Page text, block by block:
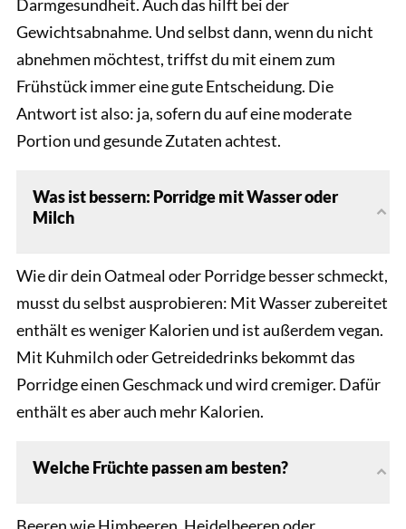
Darmgesundheit. Auch das hilft bei der
Gewichtsabnahme. Und selbst dann, wenn du nicht
abnehmen möchtest, triffst du mit einem zum
Frühstück immer eine gute Entscheidung. Die
Antwort ist also: ja, sofern du auf eine moderate
Portion und gesunde Zutaten achtest.
Was ist bessern: Porridge mit Wasser oder
Milch
Wie dir dein Oatmeal oder Porridge besser schmeckt,
musst du selbst ausprobieren: Mit Wasser zubereitet
enthält es weniger Kalorien und ist außerdem vegan.
Mit Kuhmilch oder Getreidedrinks bekommt das
Porridge einen Geschmack und wird cremiger. Dafür
enthält es aber auch mehr Kalorien.
Welche Früchte passen am besten?